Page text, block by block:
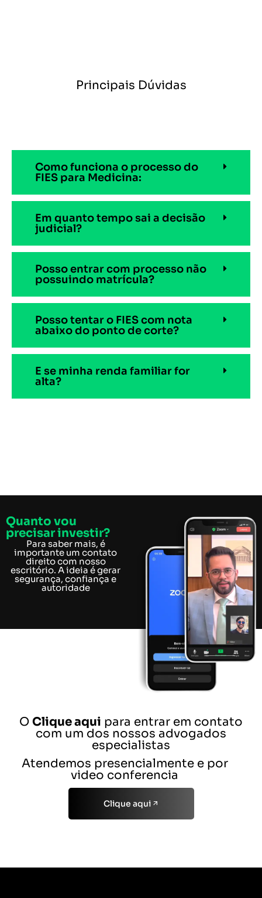
Principais Dúvidas
Como funciona o processo do
FIES para Medicina:
Em quanto tempo sai a decisão
judicial?
Posso entrar com processo não
possuindo matrícula?
Posso tentar o FIES com nota
abaixo do ponto de corte?
E se minha renda familiar for
alta?
Quanto vou
precisar investir?
Para saber mais, é
importante um contato
direito com nosso
escritório. A ideia é gerar
segurança, confiança e
autoridade
O Clique aqui para entrar em contato
com um dos nossos advogados
especialistas
Atendemos presencialmente e por
video conferencia
Clique aqui